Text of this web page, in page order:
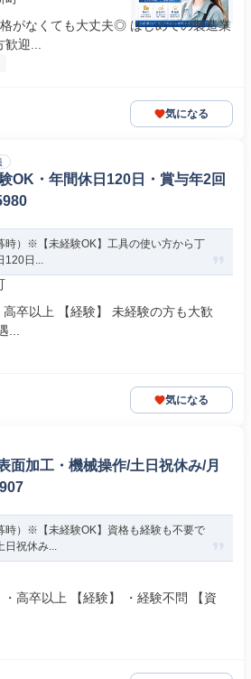
がなくても大丈夫◎ はじめての製造業
迎...
気になる
OK・年間休日120日・賞与年2回
時）※【未経験OK】工具の使い方から丁
120日...
卒以上 【経験】 未経験の方も大歓
...
気になる
面加工・機械操作/土日祝休み/月
時）※【未経験OK】資格も経験も不要で
日祝休み...
高卒以上 【経験】 ・経験不問 【資